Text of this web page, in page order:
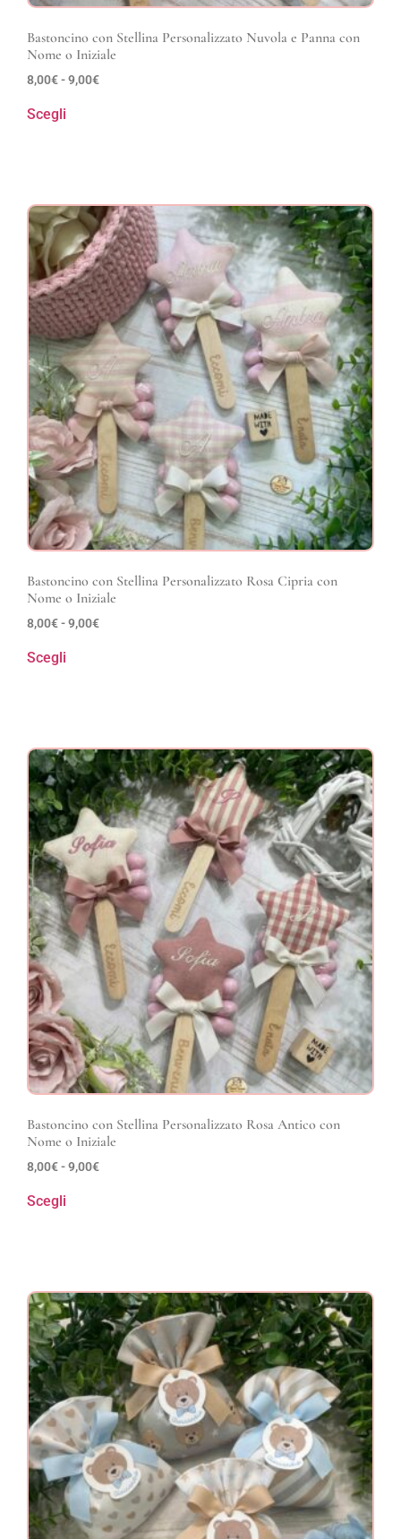
Bastoncino con Stellina Personalizzato Nuvola e Panna con
Nome o Iniziale
8,00€-9,00€
Scegli
Bastoncino con Stellina Personalizzato Rosa Cipria con
Nome o Iniziale
8,00€-9,00€
Scegli
Bastoncino con Stellina Personalizzato Rosa Antico con
Nome o Iniziale
8,00€-9,00€
Scegli